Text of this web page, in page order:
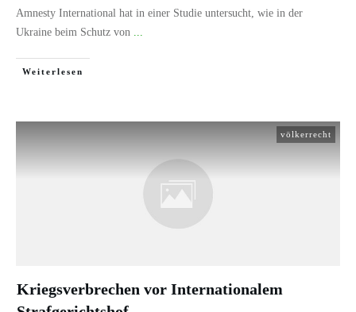
Amnesty International hat in einer Studie untersucht, wie in der
Ukraine beim Schutz von
Weiterlesen
völkerrecht
Kriegsverbrechen vor Internationalem